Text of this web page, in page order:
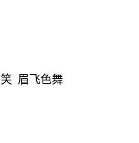
笑 眉飞色舞